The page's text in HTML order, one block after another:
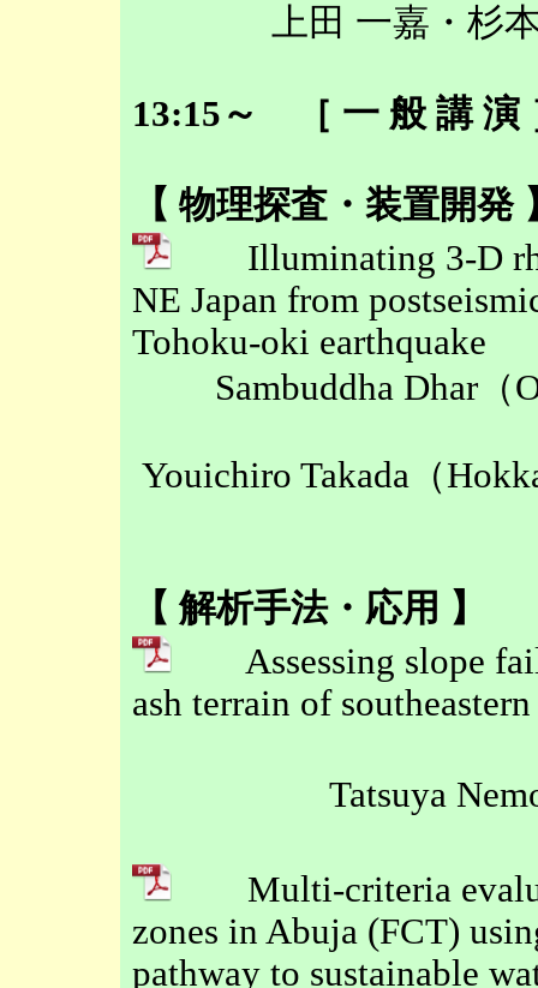
上田 一嘉・杉
13:15～ ［ 一 般 講
【 物理探査・装置開発
Illuminating 3-D
NE Japan from
Tohoku-oki earthquake
Sambuddha Dhar（
Youichiro Takada（
【 解析手法・応用 】
Assessing slope
ash terrain of
Tatsuya
Multi-criteria
zones in Abuja (FCT)
pathway to sustainable